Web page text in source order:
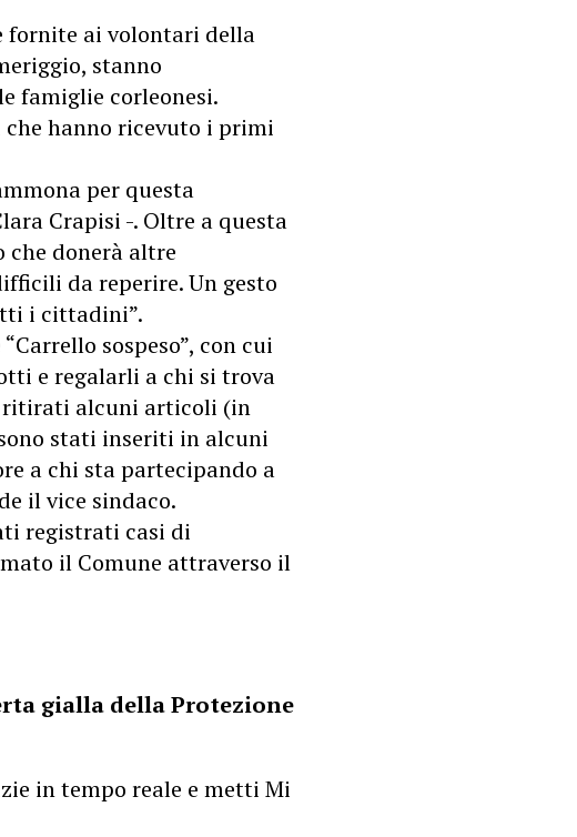
fornite ai volontari della
stanno
famiglie corleonesi.
hanno ricevuto i primi
per questa
Crapisi -. Oltre a questa
donerà altre
da reperire. Un gesto
i cittadini”.
sospeso”, con cui
e regalarli a chi si trova
ritirati alcuni articoli (in
stati inseriti in alcuni
a chi sta partecipando a
il vice sindaco.
registrati casi di
il Comune attraverso il
gialla della Protezione
in tempo reale e metti Mi